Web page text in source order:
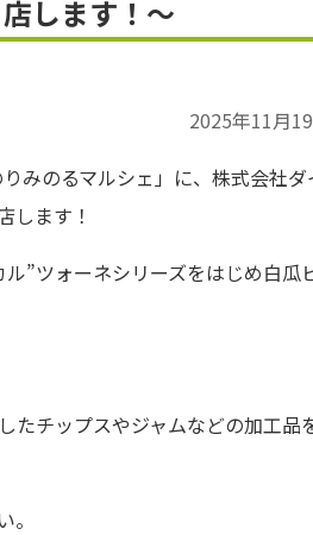
します！～
2025年11月
みのるマルシェ」に、株式会社ダ
します！
”ツォーネシリーズをはじめ白瓜
たチップスやジャムなどの加工品